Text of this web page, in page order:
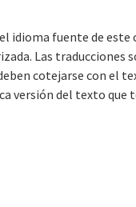
idioma fuente de este
Las traducciones
cotejarse con el
versión del texto que